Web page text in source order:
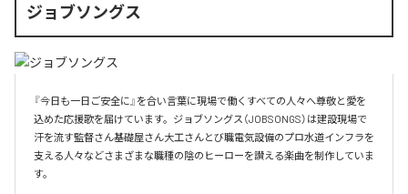
ジョブソングス
『今日も一日ご安全に』を合い言葉に現場で働くすべての人々へ尊敬と愛を
込めた応援歌を届けています。ジョブソングス（JOBSONGS）は建設現場で
汗を流す監督さん基礎屋さん大工さんとび職電気設備のプロ水道インフラを
支える人々などさまざまな職種の陰のヒーローを讃える楽曲を制作していま
す。